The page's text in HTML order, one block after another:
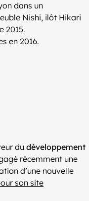
dans un
Nishi, ilôt Hikari
2015.
en 2016.
du développement
récemment une
d’une nouvelle
son site